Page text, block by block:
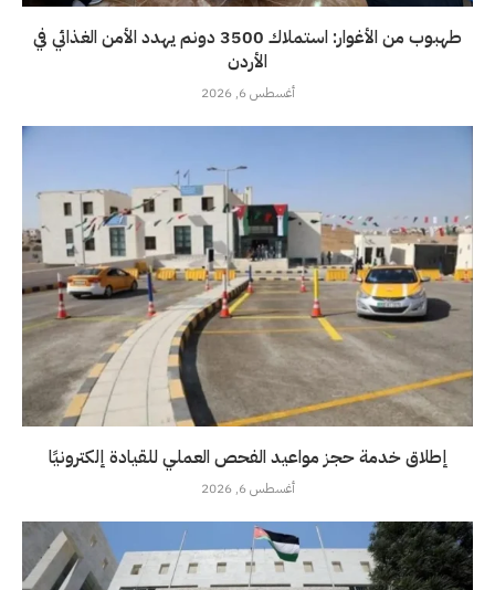
طهبوب من الأغوار: استملاك 3500 دونم يهدد الأمن الغذائي في
الأردن
أغسطس 6, 2026
إطلاق خدمة حجز مواعيد الفحص العملي للقيادة إلكترونيًا
أغسطس 6, 2026